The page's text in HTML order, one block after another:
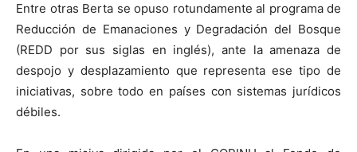
Entre otras Berta se opuso rotundamente al programa de
Reducción de Emanaciones y Degradación del Bosque
(REDD por sus siglas en inglés), ante la amenaza de
despojo y desplazamiento que representa ese tipo de
iniciativas, sobre todo en países con sistemas jurídicos
débiles.